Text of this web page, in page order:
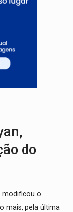
a afetar produtividade e rotina
não será mais suficiente para
possível base secreta no satélite
destrói carro que era rebocado para oficina
do
modificou o
mais, pela última